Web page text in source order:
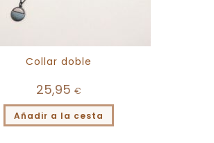
Collar doble
25,95 €
Añadir a la cesta